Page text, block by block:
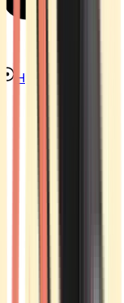
Hybrid Strains